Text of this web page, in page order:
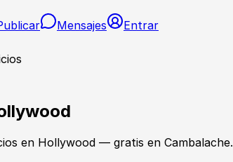
Mensajes Entrar
en Hollywood — gratis en Cambalache.